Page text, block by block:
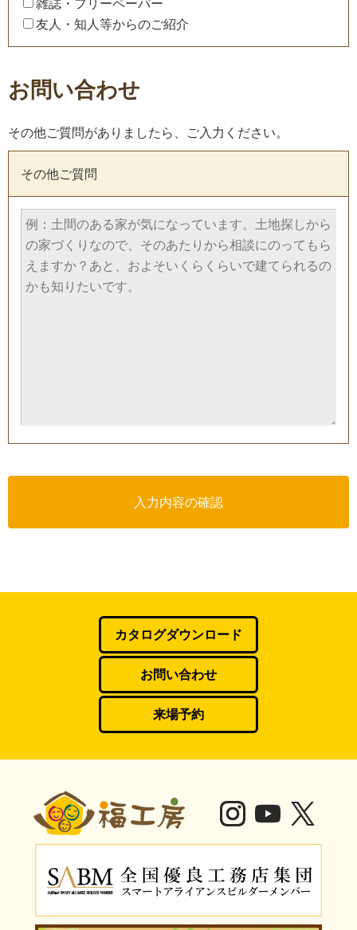
雑誌・フリーペーパー
友人・知人等からのご紹介
お問い合わせ
その他ご質問がありましたら、ご入力ください。
その他ご質問
入力内容の確認
カタログダウンロード
お問い合わせ
来場予約